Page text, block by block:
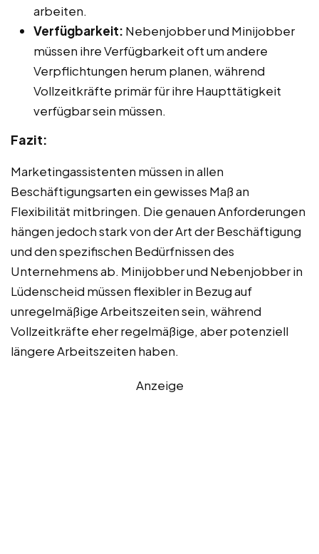
arbeiten.
Verfügbarkeit: Nebenjobber und Minijobber
müssen ihre Verfügbarkeit oft um andere
Verpflichtungen herum planen, während
Vollzeitkräfte primär für ihre Haupttätigkeit
verfügbar sein müssen.
Fazit:
Marketingassistenten müssen in allen
Beschäftigungsarten ein gewisses Maß an
Flexibilität mitbringen. Die genauen Anforderungen
hängen jedoch stark von der Art der Beschäftigung
und den spezifischen Bedürfnissen des
Unternehmens ab. Minijobber und Nebenjobber in
Lüdenscheid müssen flexibler in Bezug auf
unregelmäßige Arbeitszeiten sein, während
Vollzeitkräfte eher regelmäßige, aber potenziell
längere Arbeitszeiten haben.
Anzeige